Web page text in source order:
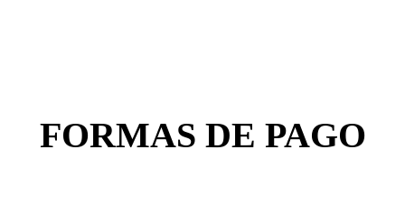
FORMAS DE PAGO